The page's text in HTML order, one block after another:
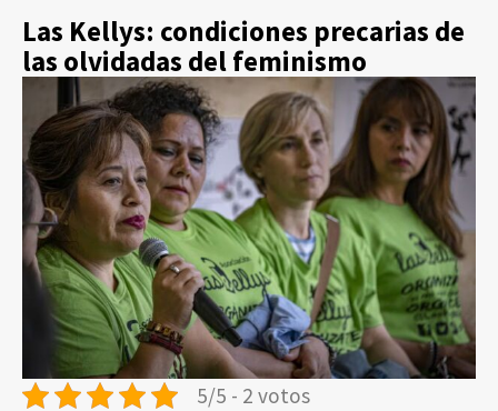
Las Kellys: condiciones precarias de
las olvidadas del feminismo
5/5 - 2 votos